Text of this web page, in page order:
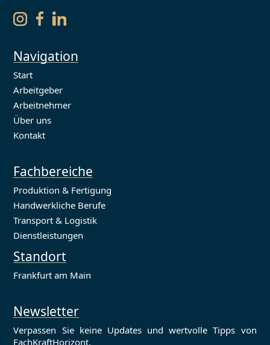
Navigation
Start
Arbeitgeber
Arbeitnehmer
Über uns
Kontakt
Fachbereiche
Produktion & Fertigung
Handwerkliche Berufe
Transport & Logistik
Dienstleistungen
Standort
Frankfurt am Main
Newsletter
Verpassen Sie keine Updates und wertvolle Tipps von
FachKraftHorizont.